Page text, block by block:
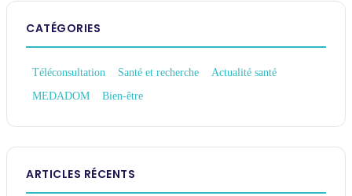
CATÉGORIES
Téléconsultation Santé et recherche
Actualité santé
MEDADOM
Bien-être
ARTICLES RÉCENTS